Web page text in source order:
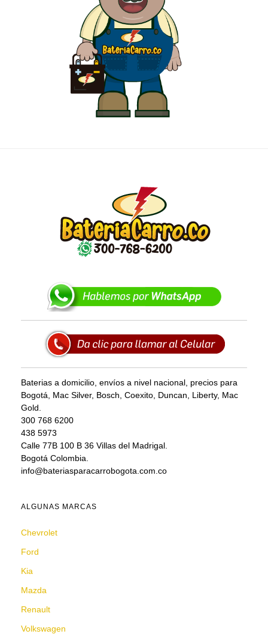
Baterias a domicilio, envíos a nivel nacional, precios para
Bogotá, Mac Silver, Bosch, Coexito, Duncan, Liberty, Mac
Gold.
300 768 6200
438 5973
Calle 77B 100 B 36 Villas del Madrigal.
Bogotá Colombia.
info@bateriasparacarrobogota.com.co
ALGUNAS MARCAS
Chevrolet
Ford
Kia
Mazda
Renault
Volkswagen